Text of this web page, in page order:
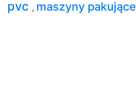
pvc , maszyny pakujące